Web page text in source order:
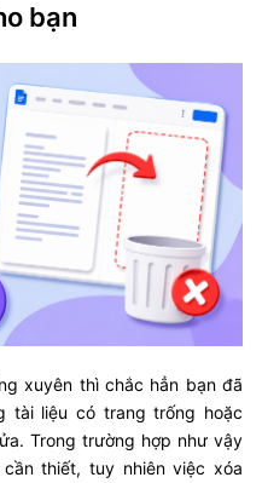
bạn
xuyên thì chắc hẳn bạn đã
tài liệu có trang trống hoặc
Trong trường hợp như vậy
thiết, tuy nhiên việc xóa